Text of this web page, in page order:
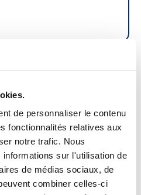
de personnaliser le contenu
fonctionnalités relatives aux
notre trafic. Nous
informations sur l'utilisation de
de médias sociaux, de
combiner celles-ci